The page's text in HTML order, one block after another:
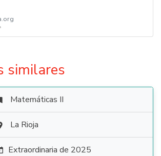
similares
Matemáticas II
La Rioja
Extraordinaria de 2025